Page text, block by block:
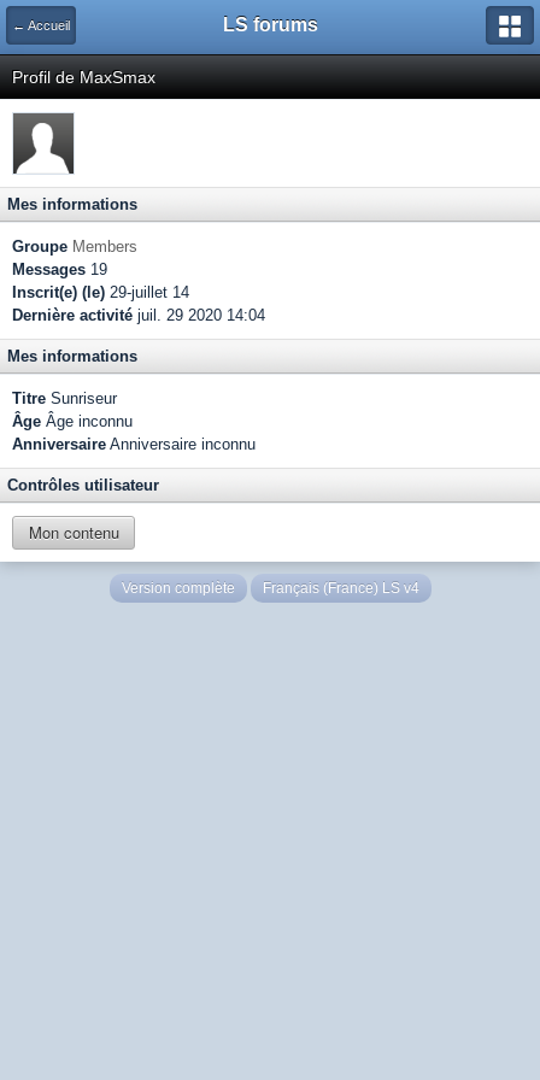
← Accueil LS forums
Profil de MaxSmax
Mes informations
Groupe Members
Messages 19
Inscrit(e) (le) 29-juillet 14
Dernière activité juil. 29 2020 14:04
Mes informations
Titre Sunriseur
Âge Âge inconnu
Anniversaire Anniversaire inconnu
Contrôles utilisateur
Mon contenu
Version complète Français (France) LS v4